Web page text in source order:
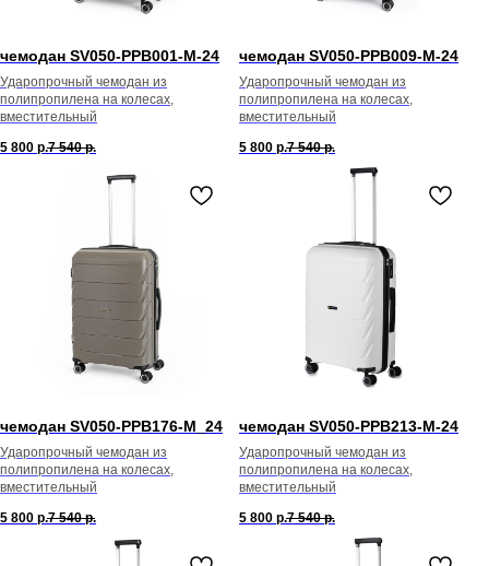
чемодан SV050-PPB001-М-24
Ударопрочный чемодан из
полипропилена на колесах,
вместительный
5 800 р.7 540 р.
чемодан SV050-PPB009-M-24
Ударопрочный чемодан из
полипропилена на колесах,
вместительный
5 800 р.7 540 р.
чемодан SV050-PPB176-М_24
Ударопрочный чемодан из
полипропилена на колесах,
вместительный
5 800 р.7 540 р.
чемодан SV050-PPB213-М-24
Ударопрочный чемодан из
полипропилена на колесах,
вместительный
5 800 р.7 540 р.